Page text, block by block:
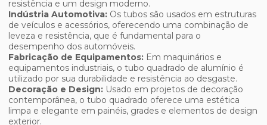
resistência e um design moderno.
Indústria Automotiva: Os tubos são usados em estruturas
de veículos e acessórios, oferecendo uma combinação de
leveza e resistência, que é fundamental para o
desempenho dos automóveis.
Fabricação de Equipamentos: Em maquinários e
equipamentos industriais, o tubo quadrado de alumínio é
utilizado por sua durabilidade e resistência ao desgaste.
Decoração e Design: Usado em projetos de decoração
contemporânea, o tubo quadrado oferece uma estética
limpa e elegante em painéis, grades e elementos de design
exterior.